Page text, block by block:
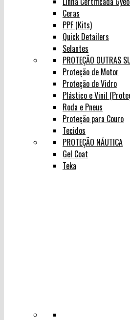
Ceras
PPF (Kits)
Quick Detailers
Selantes
PROTEÇÃO OUTRAS
Proteção de Motor
Proteção de Vidro
Plástico e Vinil
Roda e Pneus
Proteção para Couro
Tecidos
PROTEÇÃO NÁUTICA
Gel Coat
Teka